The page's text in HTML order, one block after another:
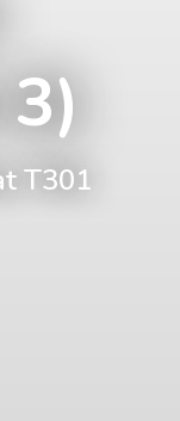
T301